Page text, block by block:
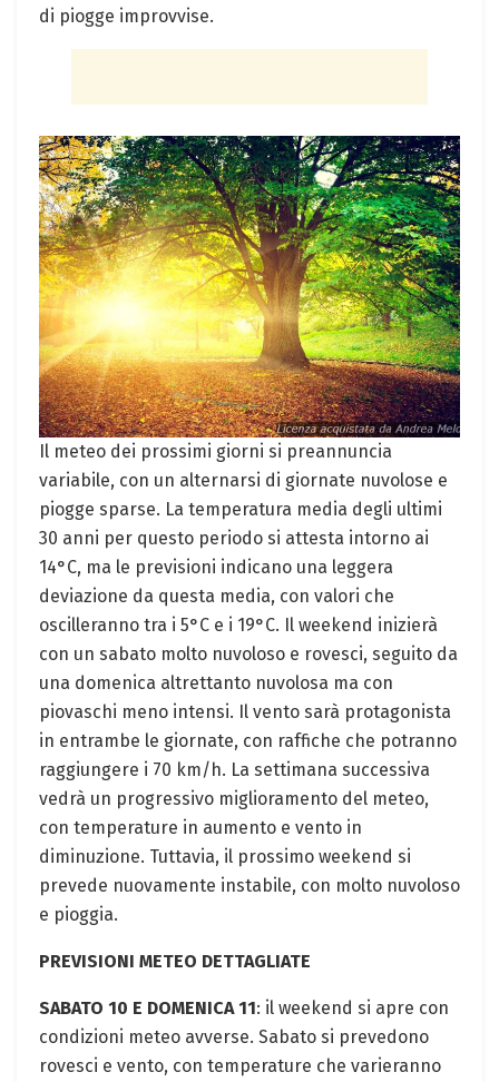
di piogge improvvise.
Il meteo dei prossimi giorni si preannuncia
variabile, con un alternarsi di giornate nuvolose e
piogge sparse. La temperatura media degli ultimi
30 anni per questo periodo si attesta intorno ai
14°C, ma le previsioni indicano una leggera
deviazione da questa media, con valori che
oscilleranno tra i 5°C e i 19°C. Il weekend inizierà
con un sabato molto nuvoloso e rovesci, seguito da
una domenica altrettanto nuvolosa ma con
piovaschi meno intensi. Il vento sarà protagonista
in entrambe le giornate, con raffiche che potranno
raggiungere i 70 km/h. La settimana successiva
vedrà un progressivo miglioramento del meteo,
con temperature in aumento e vento in
diminuzione. Tuttavia, il prossimo weekend si
prevede nuovamente instabile, con molto nuvoloso
e pioggia.
PREVISIONI METEO DETTAGLIATE
SABATO 10 E DOMENICA 11: il weekend si apre con
condizioni meteo avverse. Sabato si prevedono
rovesci e vento, con temperature che varieranno